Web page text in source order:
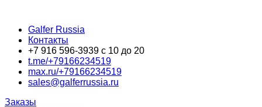
Galfer Russia
Контакты
+7 916 596-3939 с 10 до 20
t.me/+79166234519
max.ru/+79166234519
sales@galferrussia.ru
Заказы